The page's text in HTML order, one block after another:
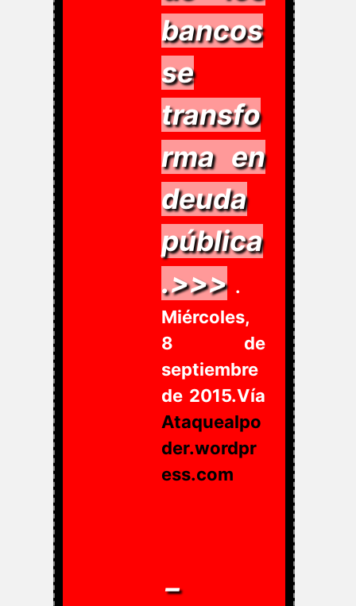
bancos
se
transfo
rma en
deuda
pública
.>>> .
Miércoles,
8 de
septiembre
de 2015.Vía
Ataquealpo
der.wordpr
ess.com
–